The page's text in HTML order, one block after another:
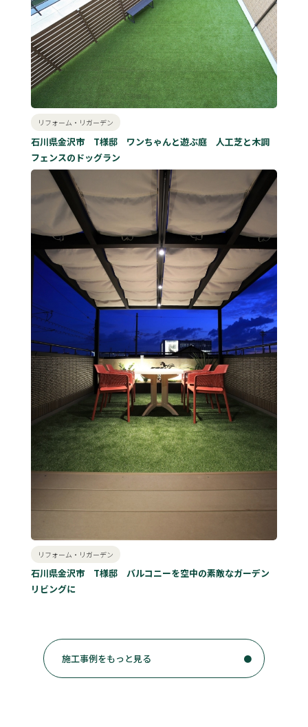
リフォーム・リガーデン
石川県金沢市 T様邸 ワンちゃんと遊ぶ庭 人工芝と木調
フェンスのドッグラン
リフォーム・リガーデン
石川県金沢市 T様邸 バルコニーを空中の素敵なガーデン
リビングに
施工事例をもっと見る